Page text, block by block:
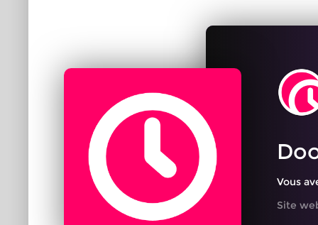
Vous
Site